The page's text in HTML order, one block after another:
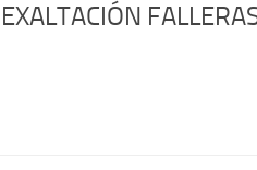
EXALTACIÓN